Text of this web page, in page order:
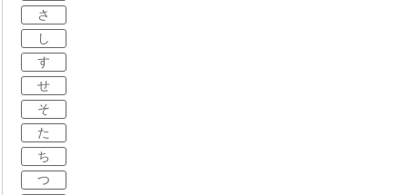
さ
し
す
せ
そ
た
ち
つ